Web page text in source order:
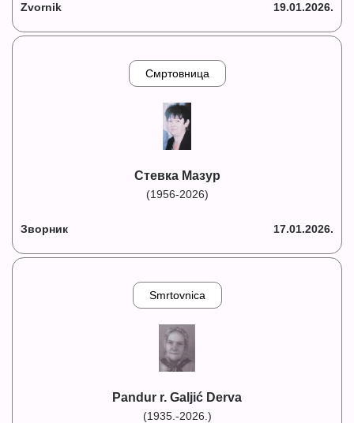
Zvornik 19.01.2026.
Смртовница
Стевка Мазур
(1956-2026)
Зворник 17.01.2026.
Smrtovnica
Pandur r. Galjić Derva
(1935.-2026.)